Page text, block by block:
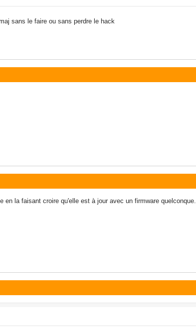
sans le faire ou sans perdre le hack
la faisant croire qu'elle est à jour avec un firmware quelconque.